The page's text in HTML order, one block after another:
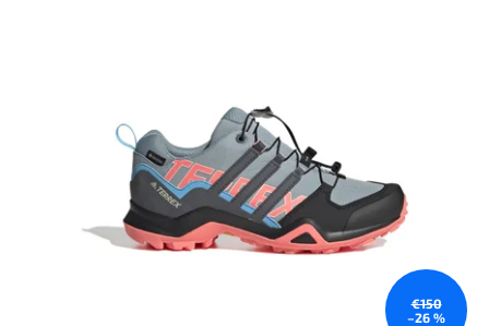
€150
–26 %